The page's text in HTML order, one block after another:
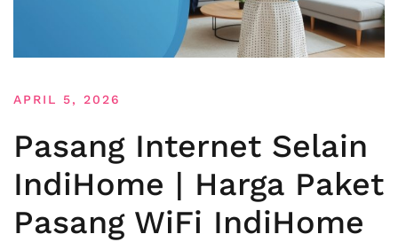
APRIL 5, 2026
Pasang Internet Selain
IndiHome | Harga Paket
Pasang WiFi IndiHome